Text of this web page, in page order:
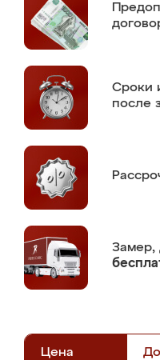
Сроки
после
Замер,
Цена